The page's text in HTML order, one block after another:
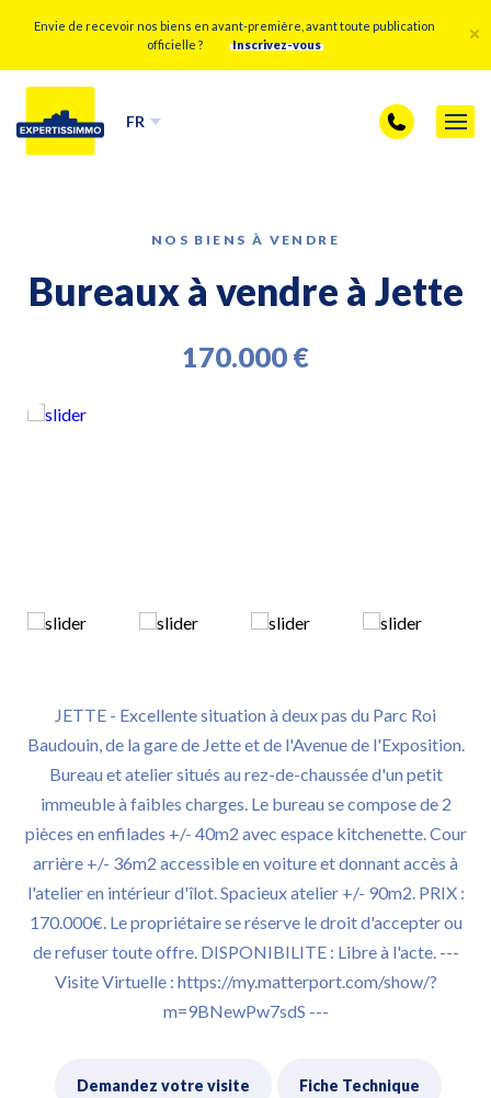
Envie de recevoir nos biens en avant-première, avant toute publication
officielle ?
Inscrivez-vous
FR
NOS BIENS À VENDRE
Bureaux à vendre à Jette
170.000 €
JETTE - Excellente situation à deux pas du Parc Roi
Baudouin, de la gare de Jette et de l'Avenue de l'Exposition.
Bureau et atelier situés au rez-de-chaussée d'un petit
immeuble à faibles charges. Le bureau se compose de 2
pièces en enfilades +/- 40m2 avec espace kitchenette. Cour
arrière +/- 36m2 accessible en voiture et donnant accès à
l'atelier en intérieur d'îlot. Spacieux atelier +/- 90m2. PRIX :
170.000€. Le propriétaire se réserve le droit d'accepter ou
de refuser toute offre. DISPONIBILITE : Libre à l'acte. ---
Visite Virtuelle : https://my.matterport.com/show/?
m=9BNewPw7sdS ---
Demandez votre visite Fiche Technique